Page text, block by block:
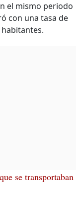
el mismo periodo
con una tasa de
se transportaban